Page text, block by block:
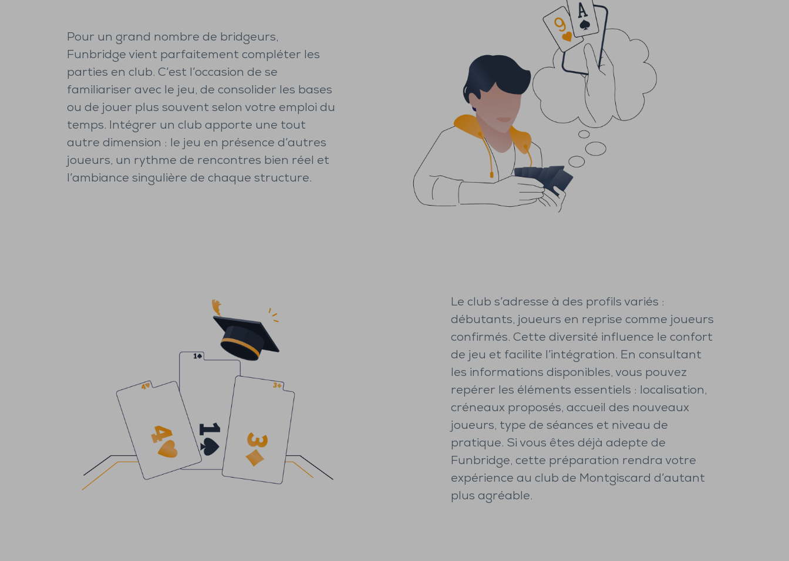
Pour un grand nombre de bridgeurs,
Funbridge vient parfaitement compléter les
parties en club. C’est l’occasion de se
familiariser avec le jeu, de consolider les bases
ou de jouer plus souvent selon votre emploi du
temps. Intégrer un club apporte une tout
autre dimension : le jeu en présence d’autres
joueurs, un rythme de rencontres bien réel et
l’ambiance singulière de chaque structure.
Le club s’adresse à des profils variés :
débutants, joueurs en reprise comme joueurs
confirmés. Cette diversité influence le confort
de jeu et facilite l’intégration. En consultant
les informations disponibles, vous pouvez
repérer les éléments essentiels : localisation,
créneaux proposés, accueil des nouveaux
joueurs, type de séances et niveau de
pratique. Si vous êtes déjà adepte de
Funbridge, cette préparation rendra votre
expérience au club de Montgiscard d’autant
plus agréable.